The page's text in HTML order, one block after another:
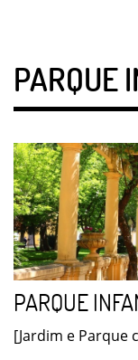
PARQUE
PARQUE
[Jardim e Parque